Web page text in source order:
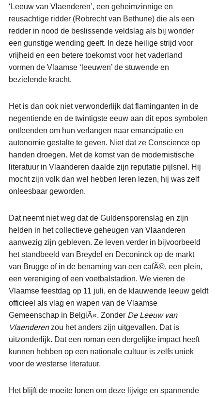
‘Leeuw van Vlaenderen’, een geheimzinnige en
reusachtige ridder (Robrecht van Bethune) die als een
redder in nood de beslissende veldslag als bij wonder
een gunstige wending geeft. In deze heilige strijd voor
vrijheid en een betere toekomst voor het vaderland
vormen de Vlaamse ‘leeuwen’ de stuwende en
bezielende kracht.
Het is dan ook niet verwonderlijk dat flaminganten in de
negentiende en de twintigste eeuw aan dit epos symbolen
ontleenden om hun verlangen naar emancipatie en
autonomie gestalte te geven. Niet dat ze Conscience op
handen droegen. Met de komst van de modernistische
literatuur in Vlaanderen daalde zijn reputatie pijlsnel. Hij
mocht zijn volk dan wel hebben leren lezen, hij was zelf
onleesbaar geworden.
Dat neemt niet weg dat de Guldensporenslag en zijn
helden in het collectieve geheugen van Vlaanderen
aanwezig zijn gebleven. Ze leven verder in bijvoorbeeld
het standbeeld van Breydel en Deconinck op de markt
van Brugge of in de benaming van een cafÃ©, een plein,
een vereniging of een voetbalstadion. We vieren de
Vlaamse feestdag op 11 juli, en de klauwende leeuw geldt
officieel als vlag en wapen van de Vlaamse
Gemeenschap in BelgiÃ«. Zonder De Leeuw van
Vlaenderenzou het anders zijn uitgevallen. Dat is
uitzonderlijk. Dat een roman een dergelijke impact heeft
kunnen hebben op een nationale cultuur is zelfs uniek
voor de westerse literatuur.
Het blijft de moeite lonen om deze lijvige en spannende